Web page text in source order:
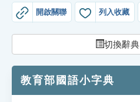
開啟關聯 列入收藏
切換辭典
教育部國語小字典